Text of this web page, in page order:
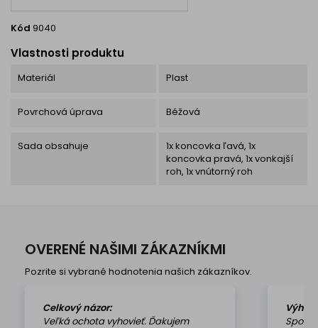
Kód 9040
Vlastnosti produktu
Materiál Plast
Povrchová úprava Béžová
Sada obsahuje
1x koncovka ľavá, 1x
koncovka pravá, 1x vonkajší
roh, 1x vnútorný roh
OVERENÉ NAŠIMI ZÁKAZNÍKMI
Pozrite si vybrané hodnotenia našich zákazníkov.
Celkový názor:
Veľká ochota vyhovieť. Ďakujem